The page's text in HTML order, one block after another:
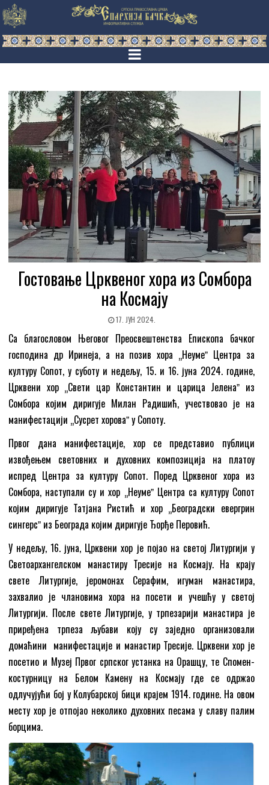
Гостовање Црквеног хора из Сомбора
на Космају
17. ЈУН 2024.
Са благословом Његовог Преосвештенства Епископа бачког
господина др Иринеја, а на позив хора „Неумеˮ Центра за
културу Сопот, у суботу и недељу, 15. и 16. јуна 2024. године,
Црквени хор „Свети цар Константин и царица Јеленаˮ из
Сомбора којим диригује Милан Радишић, учествовао је на
манифестацији „Сусрет хороваˮ у Сопоту.
Првог дана манифестације, хор се представио публици
извођењем световних и духовних композиција на платоу
испред Центра за културу Сопот. Поред Црквеног хора из
Сомбора, наступали су и хор „Неумеˮ Центра са културу Сопот
којим диригује Татјана Ристић и хор „Београдски евергрин
сингерсˮ из Београда којим диригује Ђорђе Перовић.
У недељу, 16. јуна, Црквени хор је појао на светој Литургији у
Светоархангелском манастиру Тресије на Космају. На крају
свете Литургије, јеромонах Серафим, игуман манастира,
захвалио је члановима хора на посети и учешћу у светој
Литургији. После свете Литургије, у трпезарији манастира је
приређена трпеза љубави коју су заједно организовали
домаћини манифестације и манастир Тресије. Црквени хор је
посетио и Музеј Првог српског устанка на Орашцу, те Спомен-
костурницу на Белом Камену на Космају где се одржао
одлучујући бој у Колубарској бици крајем 1914. године. На овом
месту хор је отпојао неколико духовних песама у славу палим
борцима.